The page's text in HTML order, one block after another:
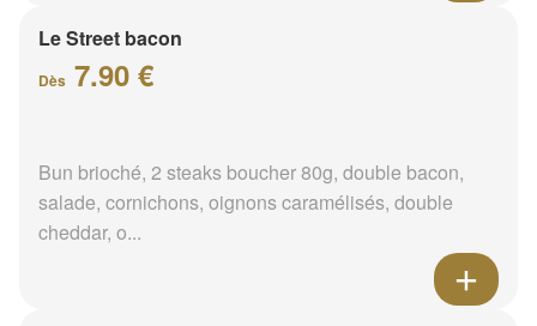
Le Street bacon
Dès 7.90 €
Bun brioché, 2 steaks boucher 80g, double bacon,
salade, cornichons, oignons caramélisés, double
cheddar, o...